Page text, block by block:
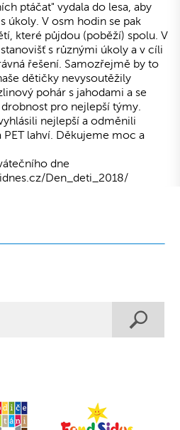
ptáčat" vydala do lesa, aby
úkoly. V osm hodin se pak
které půjdou (poběží) spolu. V
s různými úkoly a v cíli
řešení. Samozřejmě by to
dětičky nevysoutěžily
pohár s jahodami a se
pro nejlepší týmy.
nejlepší a odměnili
lahví. Děkujeme moc a
dne
Den_deti_2018/